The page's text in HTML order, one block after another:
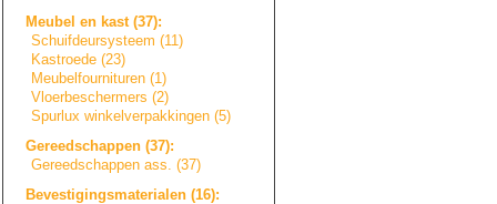
Meubel en kast (37):
Schuifdeursysteem (11)
Kastroede (23)
Meubelfournituren (1)
Vloerbeschermers (2)
Spurlux winkelverpakkingen (5)
Gereedschappen (37):
Gereedschappen ass. (37)
Bevestigingsmaterial en (16):